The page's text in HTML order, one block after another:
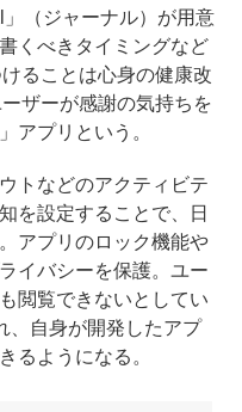
（ジャーナル）が用意
くべきタイミングなど
ることは心身の健康改
ザーが感謝の気持ちを
アプリという。
トなどのアクティビテ
を設定することで、日
アプリのロック機能や
イバシーを保護。ユー
閲覧できないとしてい
、自身が開発したアプ
るようになる。